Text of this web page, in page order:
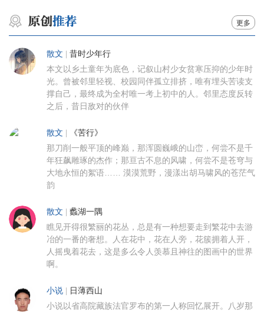
更多
散文 | 昔时少年行
本文以乡土童年为底色，记叙山村少女贫寒压抑的少年时
光。曾被邻里轻视、校园同伴孤立排挤，唯有埋头苦读支
撑自己，最终成为全村唯一考上初中的人。邻里态度反转
之后，昔日敌对的伙伴
散文 | 《苦行》
那刀削一般平顶的峰巅，那浑圆巍峨的山峦，何尝不是千
年狂飙雕琢的杰作；那亘古不息的风啸，何尝不是苍穹与
大地永恒的絮语…… 漠漠荒野，漫漾出胡马啸风的苍茫气
韵
散文 | 蠡湖一隅
瞧见开得很繁丽的花丛，总是有一种想要走到繁花中去游
冶的一番的奢想。人在花中，花在人旁，花簇拥着人开，
人摇曳着花去，这是多么令人羡慕且神往的图画中的世界
啊。
小说 | 日薄西山
小说以省高院藏族法官罗布的第一人称回忆展开。八岁那